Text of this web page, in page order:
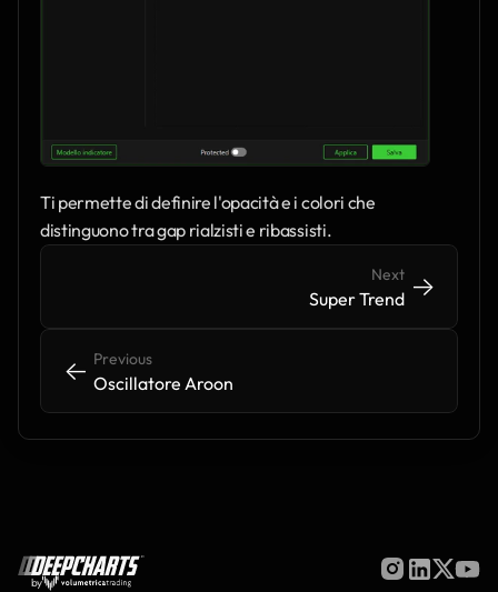
Ti permette di definire l'opacità e i colori che
distinguono tra gap rialzisti e ribassisti.
<- <-
Previous
Oscillatore Aroon
Next
Super Trend
-> ->
by